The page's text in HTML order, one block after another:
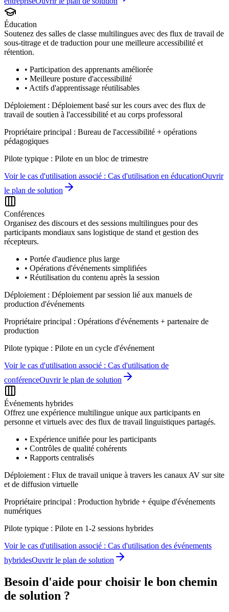
Éducation
Soutenez des salles de classe multilingues avec des flux de travail de
sous-titrage et de traduction pour une meilleure accessibilité et
rétention.
• Participation des apprenants améliorée
• Meilleure posture d'accessibilité
• Actifs d'apprentissage réutilisables
Déploiement : Déploiement basé sur les cours avec des flux de
travail de soutien à l'accessibilité et au corps professoral
Propriétaire principal : Bureau de l'accessibilité + opérations
pédagogiques
Pilote typique : Pilote en un bloc de trimestre
Voir le cas d'utilisation associé : Cas d'utilisation en éducationOuvrir
le plan de solution
Conférences
Organisez des discours et des sessions multilingues pour des
participants mondiaux sans logistique de stand et gestion des
récepteurs.
• Portée d'audience plus large
• Opérations d'événements simplifiées
• Réutilisation du contenu après la session
Déploiement : Déploiement par session lié aux manuels de
production d'événements
Propriétaire principal : Opérations d'événements + partenaire de
production
Pilote typique : Pilote en un cycle d'événement
Voir le cas d'utilisation associé : Cas d'utilisation de
conférenceOuvrir le plan de solution
Événements hybrides
Offrez une expérience multilingue unique aux participants en
personne et virtuels avec des flux de travail linguistiques partagés.
• Expérience unifiée pour les participants
• Contrôles de qualité cohérents
• Rapports centralisés
Déploiement : Flux de travail unique à travers les canaux AV sur site
et de diffusion virtuelle
Propriétaire principal : Production hybride + équipe d'événements
numériques
Pilote typique : Pilote en 1-2 sessions hybrides
Voir le cas d'utilisation associé : Cas d'utilisation des événements
hybridesOuvrir le plan de solution
Besoin d'aide pour choisir le bon chemin
de solution ?